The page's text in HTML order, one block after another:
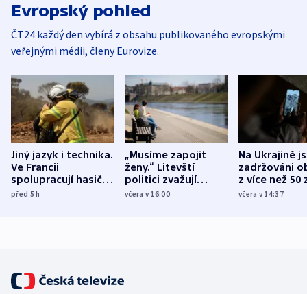
Evropský pohled
ČT24 každý den vybírá z obsahu publikovaného evropskými
veřejnými médii, členy Eurovize.
Jiný jazyk i technika.
Ve Francii
spolupracují hasiči z
různých zemí
před 5h
„Musíme zapojit
ženy.“ Litevští
politici zvažují
dohodu o
včera v 16:00
Na Ukrajině
zadržováni
z více než 50
Bojovali na
včera v 14:37